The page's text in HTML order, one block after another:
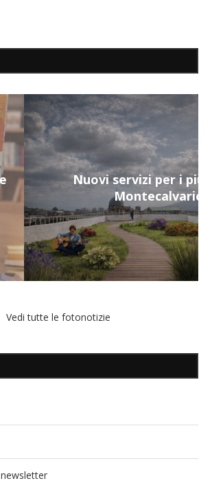
servizi per i più fragili a
Montecalvario...
Vedi tutte le fotonotizie